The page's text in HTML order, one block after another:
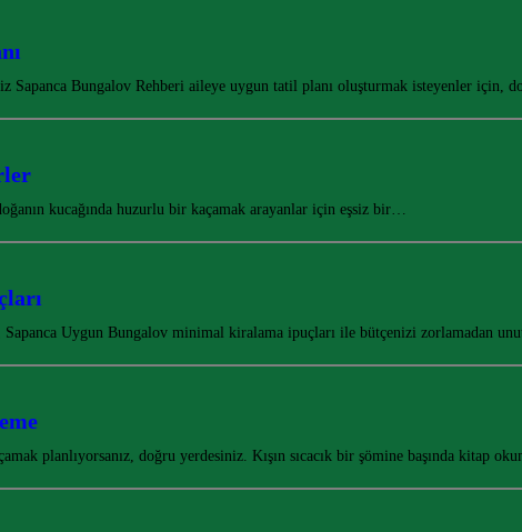
Bungalov Rehberi aileye uygun tatil planı oluşturmak isteyenler için,
kucağında huzurlu bir kaçamak arayanlar için eşsiz bir…
Sapanca Uygun Bungalov minimal kiralama ipuçları ile bütçenizi zorlamadan
planlıyorsanız, doğru yerdesiniz. Kışın sıcacık bir şömine başında kitap